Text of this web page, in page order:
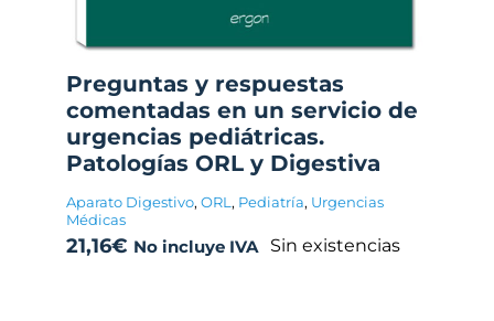
Preguntas y respuestas
comentadas en un servicio de
urgencias pediátricas.
Patologías ORL y Digestiva
Aparato Digestivo, ORL , Pediatría, Urgencias
Médicas
21,16€ No incluye IVA Sin existencias